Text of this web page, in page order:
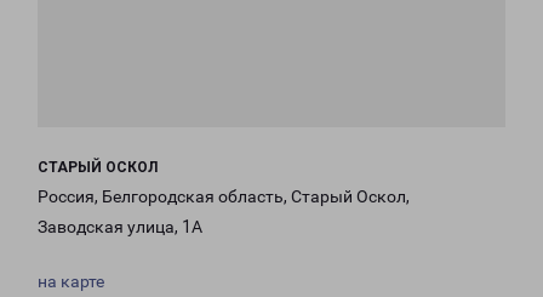
СТАРЫЙ ОСКОЛ
Россия, Белгородская область, Старый Оскол,
Заводская улица, 1А
на карте